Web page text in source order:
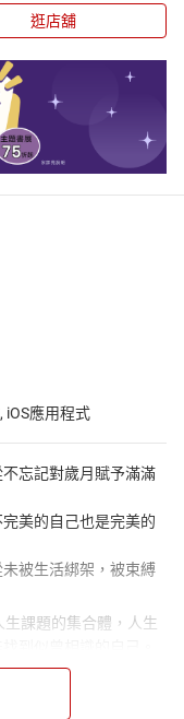
逛店舖
iOS應用程式
忘記對歲月賦予滿滿
美的自己也是完美的
被生活綁架，被束縛
課題的集合體，人生
義：讓你學習共處之